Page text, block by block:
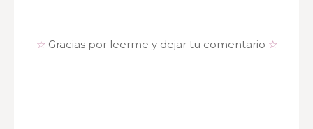
☆ Gracias por leerme y dejar tu comentario ☆